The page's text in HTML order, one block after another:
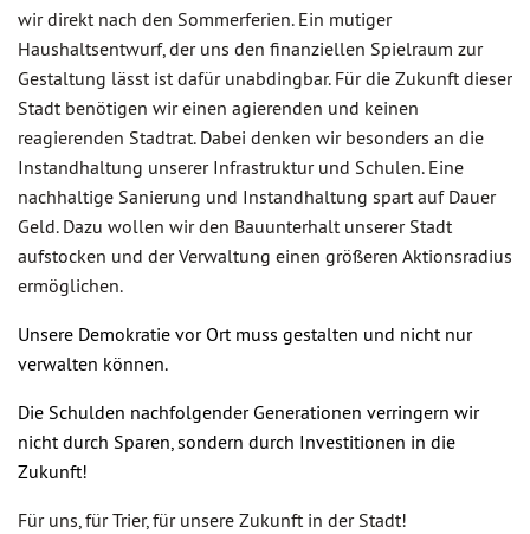
wir direkt nach den Sommerferien. Ein mutiger
Haushaltsentwurf, der uns den finanziellen Spielraum zur
Gestaltung lässt ist dafür unabdingbar. Für die Zukunft dieser
Stadt benötigen wir einen agierenden und keinen
reagierenden Stadtrat. Dabei denken wir besonders an die
Instandhaltung unserer Infrastruktur und Schulen. Eine
nachhaltige Sanierung und Instandhaltung spart auf Dauer
Geld. Dazu wollen wir den Bauunterhalt unserer Stadt
aufstocken und der Verwaltung einen größeren Aktionsradius
ermöglichen.
Unsere Demokratie vor Ort muss gestalten und nicht nur
verwalten können.
Die Schulden nachfolgender Generationen verringern wir
nicht durch Sparen, sondern durch Investitionen in die
Zukunft!
Für uns, für Trier, für unsere Zukunft in der Stadt!